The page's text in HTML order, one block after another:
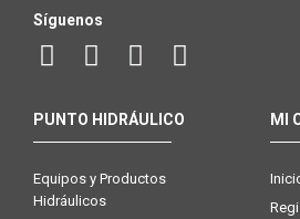
Síguenos
PUNTO HIDRÁULICO
Equipos y Productos
Hidráulicos
MI